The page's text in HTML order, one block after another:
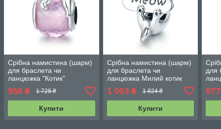
Срібна намистина (шарм)
для браслета чи
ланцюжка "Котик"
950 ₴ 1 728 ₴
Купити
Срібна намистина (шарм)
для браслета чи
ланцюжка Милий котик
1 003₴ 1 824 ₴
Купити
для
977